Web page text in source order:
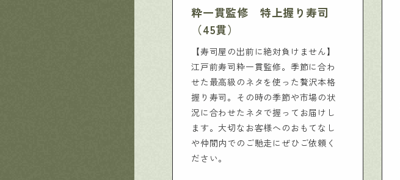
粋一貫監修 特上握り寿司
（45貫）
【寿司屋の出前に絶対負けません】
江戸前寿司粋一貫監修。季節に合わ
せた最高級のネタを使った贅沢本格
握り寿司。その時の季節や市場の状
況に合わせたネタで握ってお届けし
ます。大切なお客様へのおもてなし
や仲間内でのご馳走にぜひご依頼く
ださい。